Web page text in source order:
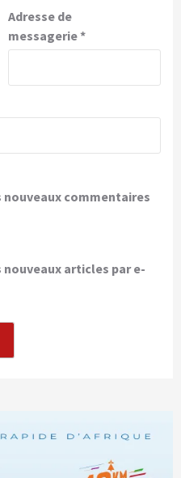
Adresse de
messagerie*
commentaires
articles par e-